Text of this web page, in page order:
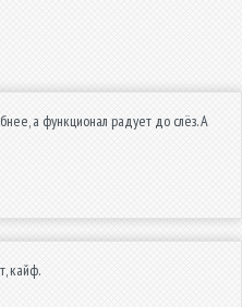
а функционал радует до слёз. А
кайф.